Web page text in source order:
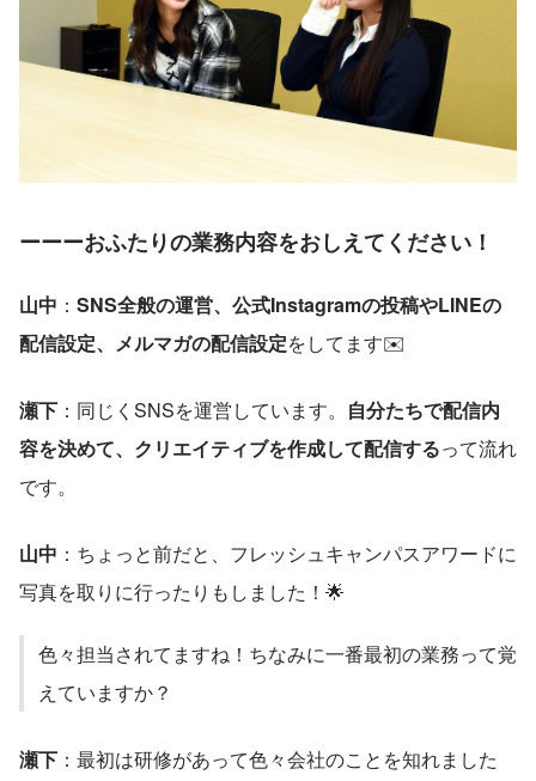
ーーーおふたりの業務内容をおしえてください！
山中 ： SNS全般の運営、公式Instagramの投稿やLINEの
配信設定、メルマガの配信設定をしてます✉️
瀬下 ：同じくSNSを運営しています。 自分たちで配信内
容を決めて、クリエイティブを作成して配信するって流れ
です。
山中 ：ちょっと前だと、フレッシュキャンパスアワードに
写真を取りに行ったりもしました！🌟
色々担当されてますね！ちなみに一番最初の業務って覚
えていますか？
瀬下 ：最初は研修があって色々会社のことを知れました